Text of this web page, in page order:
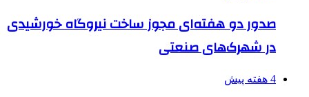
صدور دو هفته‌ای مجوز ساخت نیروگاه خورشیدی
در شهرک‌های صنعتی
4 هفته پیش